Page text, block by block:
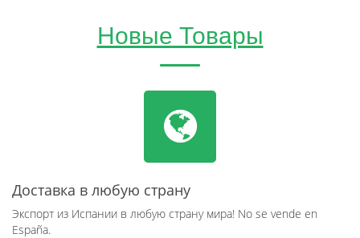
Новые Товары
Доставка в любую страну
Экспорт из Испании в любую страну мира! No se vende en
España.